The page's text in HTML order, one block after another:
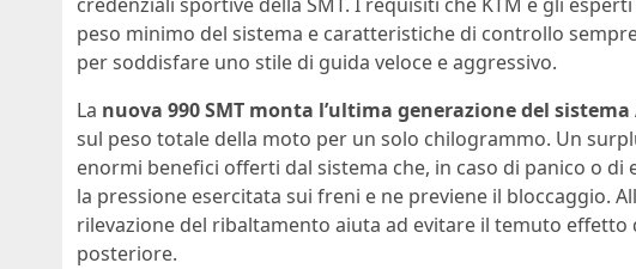
peso minimo del sistema e caratteristiche di controllo
per soddisfare uno stile di guida veloce e aggressivo.
La nuova 990 SMT monta l’ultima generazione del
sul peso totale della moto per un solo chilogrammo. Un
enormi benefici offerti dal sistema che, in caso di panico o
la pressione esercitata sui freni e ne previene il bloccaggio.
rilevazione del ribaltamento aiuta ad evitare il temuto effetto
posteriore.